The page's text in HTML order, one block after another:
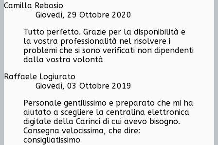
Camilla Rebosio
Giovedì, 29 Ottobre 2020
Tutto perfetto. Grazie per la disponibilità e
la vostra professionalità nel risolvere i
problemi che si sono verificati non dipendenti
dalla vostra volontà
Raffaele Logiurato
Giovedì, 03 Ottobre 2019
Personale gentilissimo e preparato che mi ha
aiutato a scegliere la centralina elettronica
digitale della Carinci di cui avevo bisogno.
Consegna velocissima, che dire:
consigliatissimo